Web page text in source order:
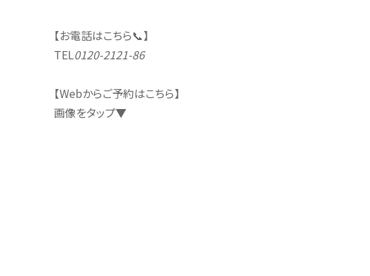
【お電話はこちら📞】
TEL0120-2121-86
【Webからご予約はこちら】
画像をタップ▼